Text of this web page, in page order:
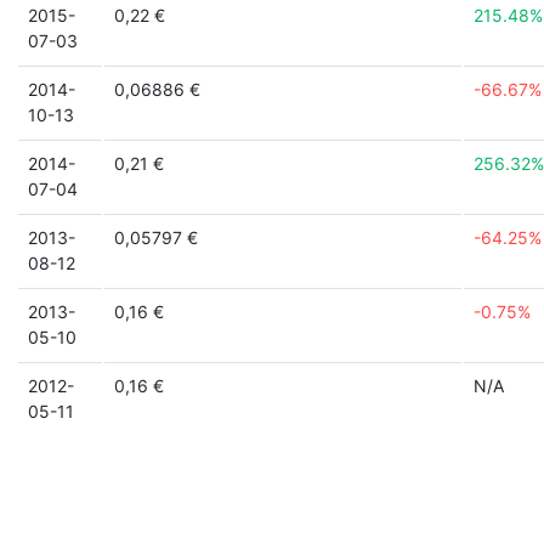
2015-
07-03
0,22 € 215.48%
2014-
10-13
0,06886 € -66.67%
2014-
07-04
0,21 € 256.32%
2013-
08-12
0,05797 € -64.25%
2013-
05-10
0,16 € -0.75%
2012-
05-11
0,16 € N/A